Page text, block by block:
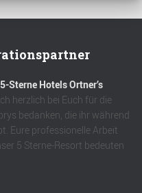
5-Sterne Hotels Ortner’s
herzlich bei Euch für die
bedanken, die ihr während
Eure professionelle Arbeit
5 Sterne-Resort bedeuten